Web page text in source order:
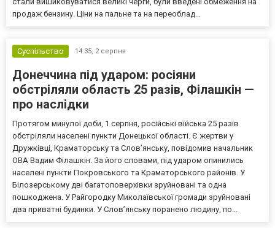
продаж бензину. Ціни на пальне та на переоблад...
Суспільство 14:35, 2 серпня
Донеччина під ударом: росіяни
обстріляли область 25 разів, Філашкін —
про наслідки
Протягом минулої доби, 1 серпня, російські війська 25 разів
обстріляли населені пункти Донецької області. Є жертви у
Дружківці, Краматорську та Слов’янську, повідомив начальник
ОВА Вадим Філашкін. За його словами, під ударом опинились
населені пункти Покровського та Краматорського районів. У
Білозерському дві багатоповерхівки зруйновані та одна
пошкоджена. У Райгородку Миколаївської громади зруйновані
два приватні будинки. У Слов’янську поранено людину, по...